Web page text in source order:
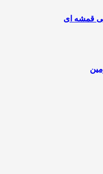
قمشه ای